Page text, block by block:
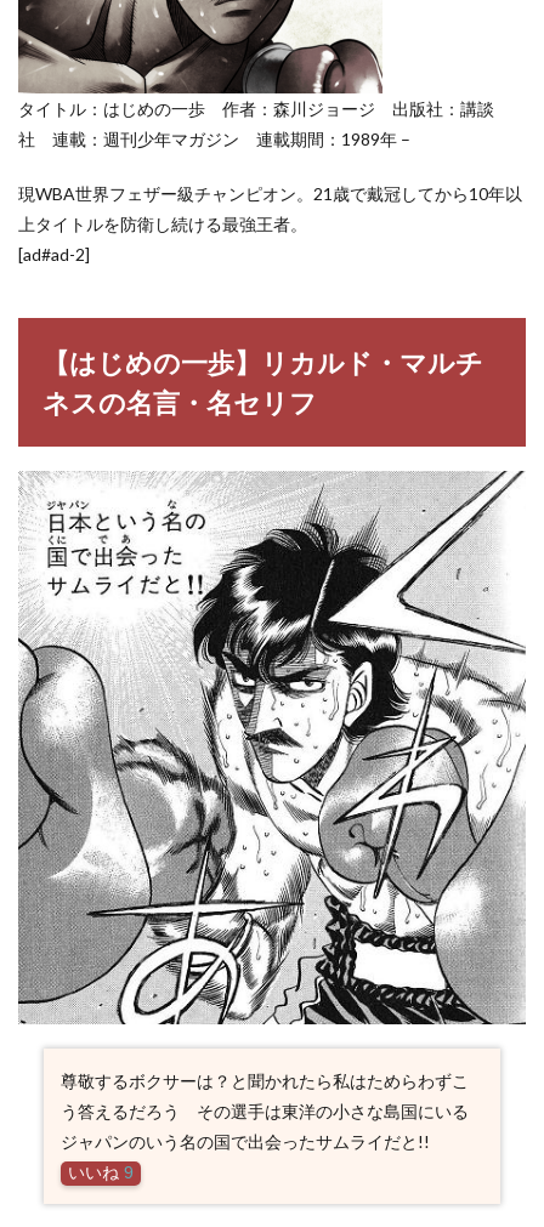
ド・
マル
チネ
スの
名
言・
名セ
3
はじ
タイトル：はじめの一歩 作者：森川ジョージ 出版社：講談
社 連載：週刊少年マガジン 連載期間：1989年 –
現WBA世界フェザー級チャンピオン。21歳で戴冠してから10年以
上タイトルを防衛し続ける最強王者。
[ad#ad-2]
【はじめの一歩】リカルド・マルチ
ネスの名言・名セリフ
尊敬するボクサーは？と聞かれたら私はためらわずこ
う答えるだろう その選手は東洋の小さな島国にいる
ジャパンのいう名の国で出会ったサムライだと!!
いいね 9